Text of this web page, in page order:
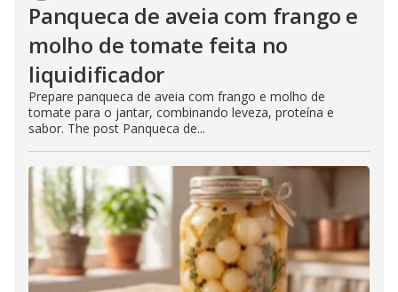
Panqueca de aveia com frango e
molho de tomate feita no
liquidificador
Prepare panqueca de aveia com frango e molho de
tomate para o jantar, combinando leveza, proteína e
sabor. The post Panqueca de...